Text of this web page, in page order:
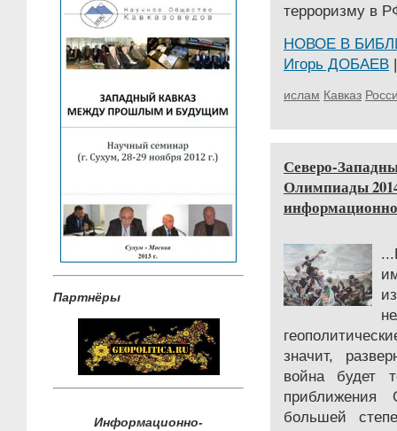
Партнёры
Информационно-
терроризму в
НОВОЕ В
Игорь ДОБАЕВ
ислам Кавказ
Северо-
Олимпиады
значит,
война будет
большей